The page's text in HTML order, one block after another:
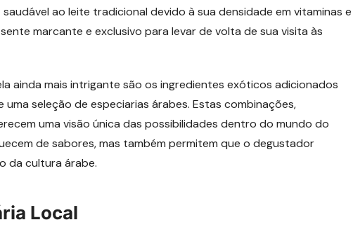
ao leite tradicional devido à sua densidade em vitaminas e
marcante e exclusivo para levar de volta de sua visita às
ainda mais intrigante são os ingredientes exóticos adicionados
uma seleção de especiarias árabes. Estas combinações,
uma visão única das possibilidades dentro do mundo do
de sabores, mas também permitem que o degustador
da cultura árabe.
Local